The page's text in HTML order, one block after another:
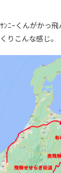
ﾆｰくんがかっ飛
りこんな感じ。